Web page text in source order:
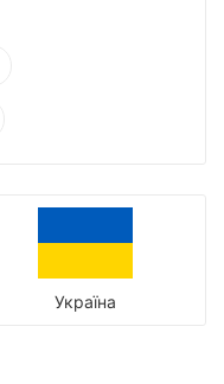
Україна